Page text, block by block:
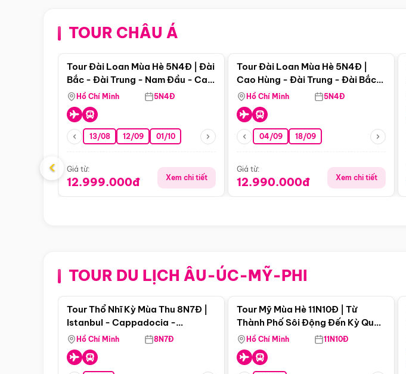
TOUR CHÂU ÁĐiểm nổi bật
Tour Đài Loan Mùa Hè 5N4Đ | Đài
Bắc - Đài Trung - Nam Đầu - Cao
Hùng ( Bay Vn)
Hồ Chí Minh 5N4Đ
13/08 12/09 01/10
Giá từ:
12.999.000đ Xem chi tiết
Tour Đài Loan Mùa Hè 5N4Đ |
Cao Hùng - Đài Trung - Đài Bắc
(Bay Vj)
Hồ Chí Minh 5N4Đ
04/09 18/09
Giá từ:
12.990.000đ Xem chi tiết
‹
TOUR DU LỊCH ÂU-ÚC-MỸ-PHI
Điểm nổi bật
Tour Thổ Nhĩ Kỳ Mùa Thu 8N7Đ |
Istanbul - Cappadocia -
Pamukkale
Hồ Chí Minh 8N7Đ
Tour Mỹ Mùa Hè 11N10Đ | Từ
Thành Phố Sôi Động Đến Kỳ Quan
Thiên Nhiên Mỹ
Hồ Chí Minh 11N10Đ